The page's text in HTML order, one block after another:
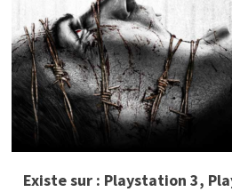
Existe sur : Playstation 3,